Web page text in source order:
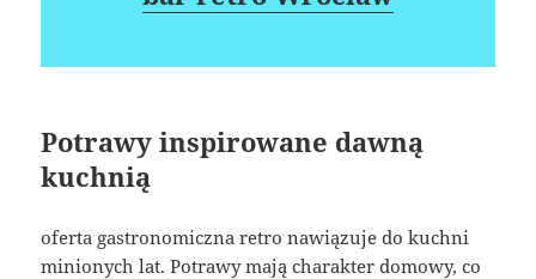
Potrawy inspirowane dawną
kuchnią
oferta gastronomiczna retro nawiązuje do kuchni
minionych lat. Potrawy mają charakter domowy, co